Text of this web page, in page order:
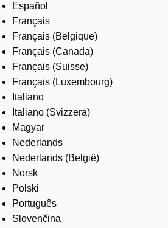
Español
Français
Français (Belgique)
Français (Canada)
Français (Suisse)
Français (Luxembourg)
Italiano
Italiano (Svizzera)
Magyar
Nederlands
Nederlands (België)
Norsk
Polski
Português
Slovenčina